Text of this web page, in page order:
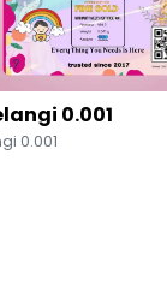
0.001
0.001